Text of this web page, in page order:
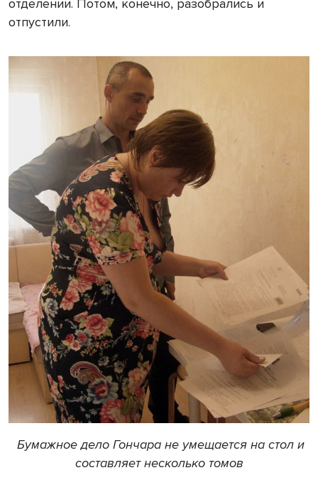
отделении. Потом, конечно, разобрались и
отпустили.
Бумажное дело Гончара не умещается на стол и
составляет несколько томов